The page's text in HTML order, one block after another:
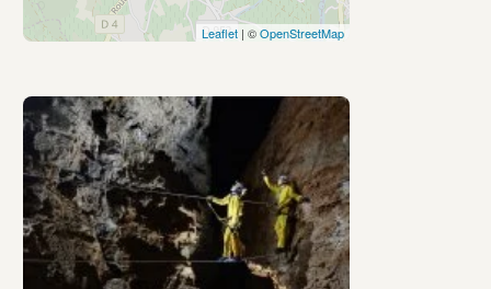
Leaflet | ©OpenStreetMap